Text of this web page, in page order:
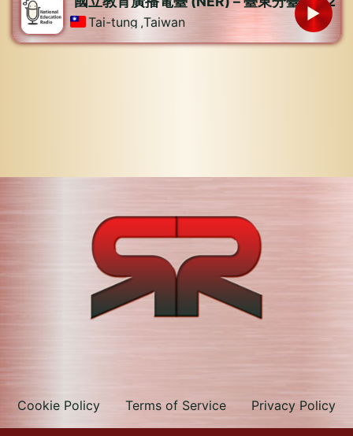
Tai-tung ,Taiwan
Cookie Policy Terms of Service Privacy Policy